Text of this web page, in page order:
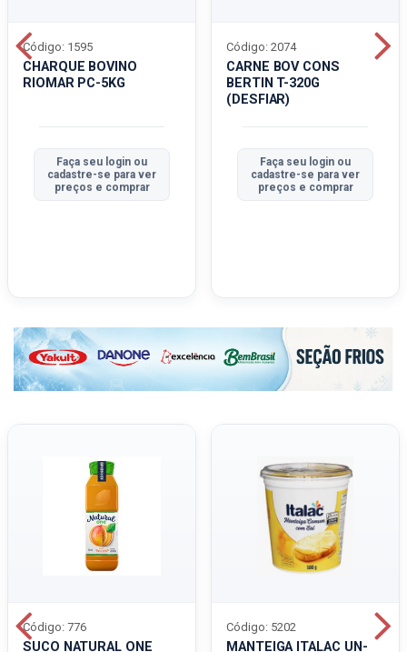
CHARQUE BOVINO
RIOMAR PC-5KG
Código: 1595
Faça seu login ou
cadastre-se para ver
preços e comprar
CARNE BOV CONS
BERTIN T-320G
(DESFIAR)
Código: 2074
Faça seu login ou
cadastre-se para ver
preços e comprar
SUCO NATURAL ONE
Código: 776
MANTEIGA ITALAC UN-
Código: 5202